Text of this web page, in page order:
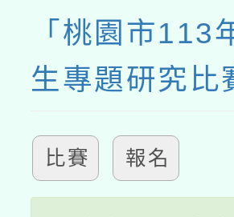
「桃園市113
生專題研究比
比賽 報名